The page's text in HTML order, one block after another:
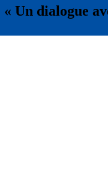
Un dialogue